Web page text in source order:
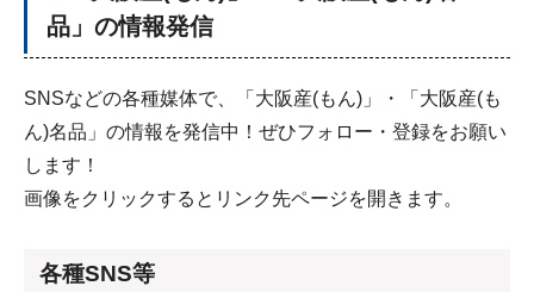
品」の情報発信
SNSなどの各種媒体で、「大阪産(もん)」・「大阪産(も
ん)名品」の情報を発信中！ぜひフォロー・登録をお願い
します！
画像をクリックするとリンク先ページを開きます。
各種SNS等